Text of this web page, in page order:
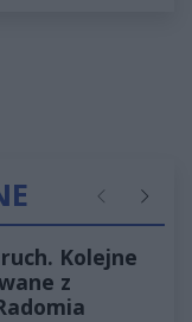
Poprzednie
Kolejne
z